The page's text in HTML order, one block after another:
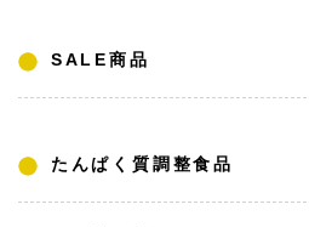
SALE商品
たんぱく質調整食品